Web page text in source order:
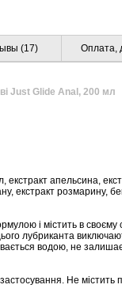
(17) Оплата,
Just Glide Anal, 200 мл
екстракт апельсина,
екстракт розмарину,
і містить в своєму
лубриканта
водою, не залишає
Не містить